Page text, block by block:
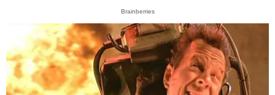
Brainberries